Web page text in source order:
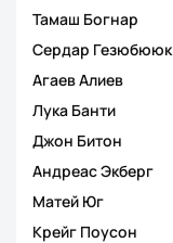
Тамаш Богнар
Сердар Гезюбююк
Агаев Алиев
Лука Банти
Джон Битон
Андреас Экберг
Матей Юг
Крейг Поусон